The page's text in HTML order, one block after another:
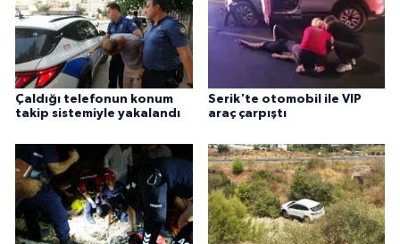
Çaldığı telefonun konum
takip sistemiyle yakalandı
Serik'te otomobil ile VIP
araç çarpıştı